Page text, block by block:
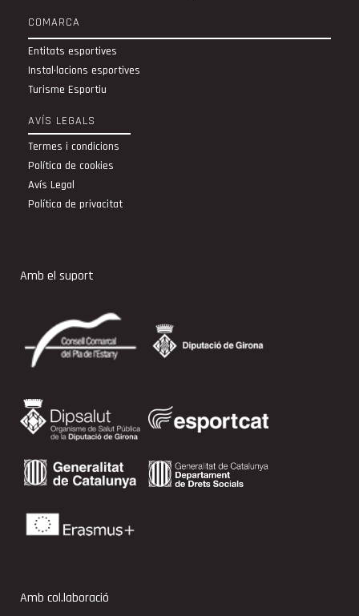
COMARCA
Entitats esportives
Instal·lacions esportives
Turisme Esportiu
AVÍS LEGALS
Termes i condicions
Política de cookies
Avís Legal
Política de privacitat
Amb el suport
Amb col.laboració